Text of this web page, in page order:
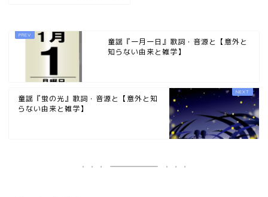
童謡『一月一日』歌詞・音源と【意外と
知らない由来と雑学】
童謡『蛍の光』歌詞・音源と【意外と知
らない由来と雑学】